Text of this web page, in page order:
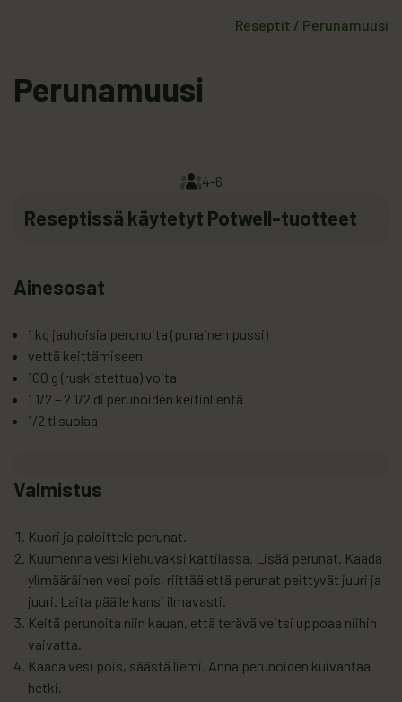
Reseptit / Perunamuusi
Perunamuusi
4-6
Reseptissä käytetyt Potwell-tuotteet
Ainesosat
1 kg jauhoisia perunoita (punainen pussi)
vettä keittämiseen
100 g (ruskistettua) voita
1 1/2 – 2 1/2 dl perunoiden keitinlientä
1/2 tl suolaa
Valmistus
Kuori ja paloittele perunat.
Kuumenna vesi kiehuvaksi kattilassa. Lisää perunat. Kaada
ylimääräinen vesi pois, riittää että perunat peittyvät juuri ja
juuri. Laita päälle kansi ilmavasti.
Keitä perunoita niin kauan, että terävä veitsi uppoaa niihin
vaivatta.
Kaada vesi pois, säästä liemi. Anna perunoiden kuivahtaa
hetki.